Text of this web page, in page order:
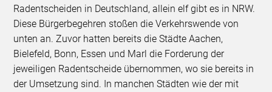
Radentscheiden in Deutschland, allein elf gibt es in NRW.
Diese Bürgerbegehren stoßen die Verkehrswende von
unten an. Zuvor hatten bereits die Städte Aachen,
Bielefeld, Bonn, Essen und Marl die Forderung der
jeweiligen Radentscheide übernommen, wo sie bereits in
der Umsetzung sind. In manchen Städten wie der mit